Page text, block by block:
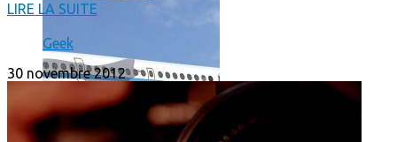
LIRE LA SUITE
Geek
30 novembre 2012